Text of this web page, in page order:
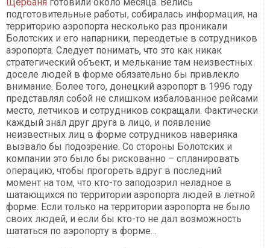
подготовительные работы, собиралась информация, на
территорию аэропорта несколько раз проникали
Болотских и его напарники, переодетые в сотрудников
аэропорта. Следует понимать, что это как никак
стратегический объект, и мелькание там неизвестных
доселе людей в форме обязательно бы привлекло
внимание. Более того, донецкий аэропорт в 1996 году
представлял собой не слишком избалованное рейсами
место, летчиков и сотрудников сокращали. Фактически
каждый знал друг друга в лицо, и появление
неизвестных лиц в форме сотрудников наверняка
вызвало бы подозрение. Со стороны Болотских и
компании это было бы рискованно – спланировать
операцию, чтобы прогореть вдруг в последний
момент на том, что кто-то заподозрил неладное в
шатающихся по территории аэропорта людей в летной
форме. Если только на территории аэропорта не было
своих людей, и если бы кто-то не дал возможность
шататься по аэропорту в форме…